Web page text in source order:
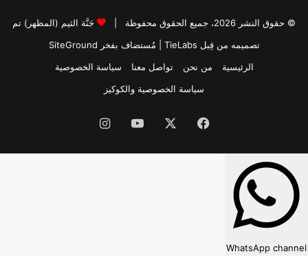
© حقوق النشر 2026، جميع الحقوق محفوظة |
جَنَّة الثيم (المظهر) تم
تصميمه من قِبل TieLabs
| مُستضاف بفخر SiteGround
الرئيسية
من نحن تواصل معنا
سياسة الخصوصية
سياسة الخصوصية والكوكيز
فيسبوك ‫YouTubeانستقرام
WhatsApp channel